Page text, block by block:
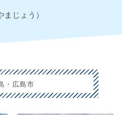
まじょう）
・広島市